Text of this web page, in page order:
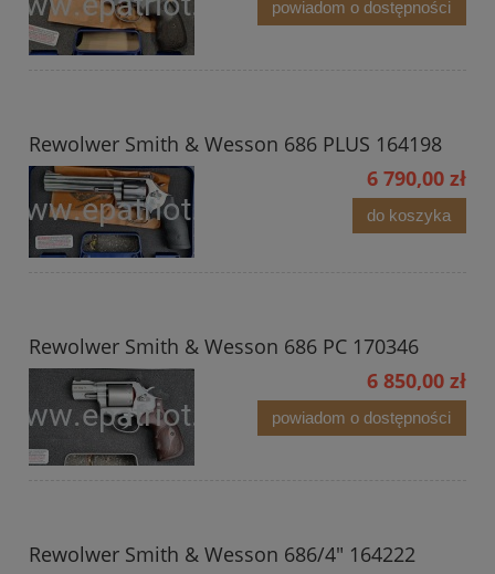
powiadom o dostępności
Rewolwer Smith & Wesson 686 PLUS 164198
6 790,00 zł
do koszyka
Rewolwer Smith & Wesson 686 PC 170346
6 850,00 zł
powiadom o dostępności
Rewolwer Smith & Wesson 686/4" 164222